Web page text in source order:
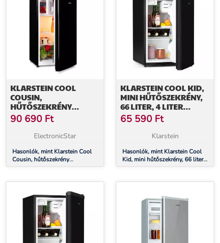
KLARSTEIN COOL
COUSIN,
HŰTŐSZEKRÉNY
FAGYASZTÓVAL, 70/11
LITER, 40 DB, E
ENERGIAHATÉKONYSÁGI
90 690 Ft
ElectronicStar
Hasonlók, mint Klarstein Cool
Cousin, hűtőszekrény
fagyasztóval, 70/11 liter, 40 dB,
fekete
KLARSTEIN COOL KID,
MINI HŰTŐSZEKRÉNY,
66 LITER, 4 LITER
FAGYASZTÓREKESZ, 41
DB, F
ENERGIAHATÉKONYSÁGI
65 590 Ft
Klarstein
Hasonlók, mint Klarstein Cool
Kid, mini hűtőszekrény, 66 liter,
4 liter fagyasztórekesz, 41 dB, F
fekete